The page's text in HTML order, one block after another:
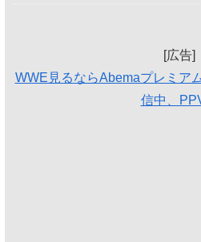
[広告]
WWE見るならAbemaプレミア
信中、